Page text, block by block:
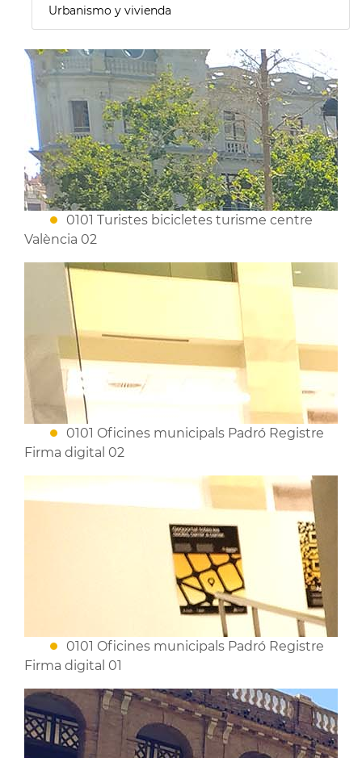
Urbanismo y vivienda
0101 Turistes bicicletes turisme centre
València 02
0101 Oficines municipals Padró Registre
Firma digital 02
0101 Oficines municipals Padró Registre
Firma digital 01